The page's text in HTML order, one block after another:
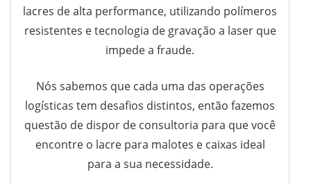
lacres de alta performance, utilizando polímeros
resistentes e tecnologia de gravação a laser que
impede a fraude.
Nós sabemos que cada uma das operações
logísticas tem desafios distintos, então fazemos
questão de dispor de consultoria para que você
encontre o lacre para malotes e caixas ideal
para a sua necessidade.